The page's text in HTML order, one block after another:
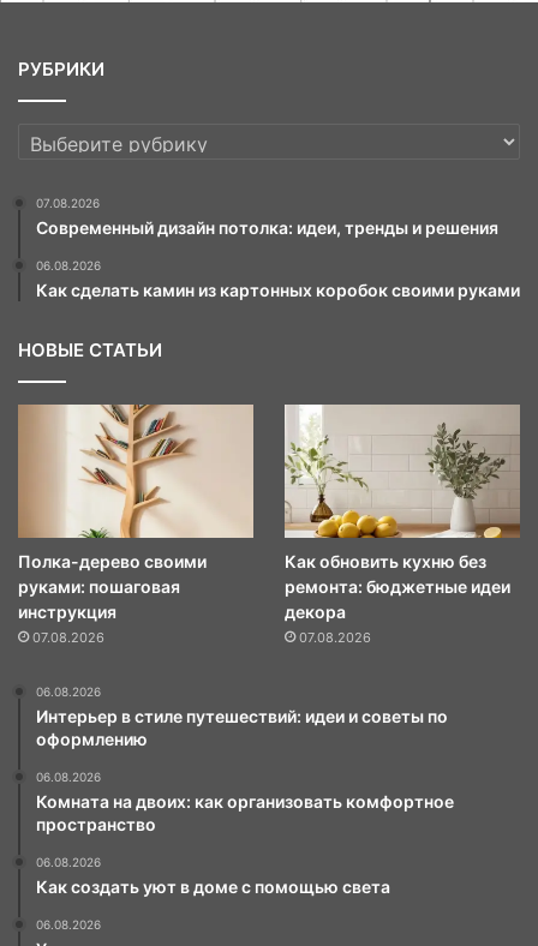
РУБРИКИ
РУБРИКИ
07.08.2026
Современный дизайн потолка: идеи, тренды и решения
06.08.2026
Как сделать камин из картонных коробок своими руками
НОВЫЕ СТАТЬИ
Полка-дерево своими
руками: пошаговая
инструкция
07.08.2026
Как обновить кухню без
ремонта: бюджетные идеи
декора
07.08.2026
06.08.2026
Интерьер в стиле путешествий: идеи и советы по
оформлению
06.08.2026
Комната на двоих: как организовать комфортное
пространство
06.08.2026
Как создать уют в доме с помощью света
06.08.2026